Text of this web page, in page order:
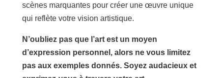
scènes marquantes pour créer une œuvre unique
qui reflète votre vision artistique.
N’oubliez pas que l’art est un moyen
d’expression personnel, alors ne vous limitez
pas aux exemples donnés. Soyez audacieux et